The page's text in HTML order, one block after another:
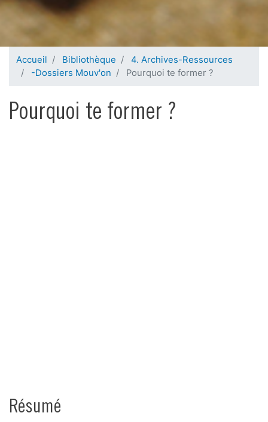
Accueil Bibliothèque
4. Archives-Ressources
-Dossiers Mouv'on
Pourquoi te former ?
Pourquoi te former ?
Résumé